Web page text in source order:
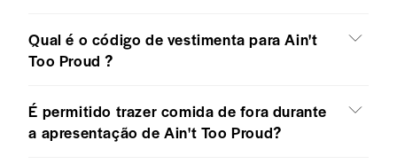
Qual é o código de vestimenta para Ain't
Too Proud ?
É permitido trazer comida de fora durante
a apresentação de Ain't Too Proud?